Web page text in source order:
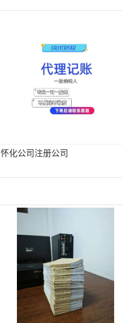
怀化公司注册公司